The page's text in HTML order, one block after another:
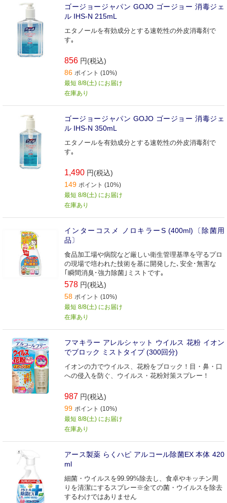
ゴージョージャパン GOJO ゴージョー 消毒ジェ
ル IHS-N 215mL
エタノールを有効成分とする速乾性の外皮消毒剤で
す｡
856 円(税込)
86 ポイント (10%)
最短 8/8(土) にお届け
在庫あり
ゴージョージャパン GOJO ゴージョー 消毒ジェ
ル IHS-N 350mL
エタノールを有効成分とする速乾性の外皮消毒剤で
す｡
1,490 円(税込)
149 ポイント (10%)
最短 8/8(土) にお届け
在庫あり
インターコスメ ノロキラーS (400ml)〔除菌用
品〕
食品加工場や病院など厳しい衛生管理基準を守るプロ
の現場で培われた技術を基に開発した､安全･無害な
｢瞬間消臭･強力除菌｣ミストです｡
578 円(税込)
58 ポイント (10%)
最短 8/8(土) にお届け
在庫あり
フマキラー アレルシャット ウイルス 花粉 イオン
でブロック ミストタイプ (300回分)
イオンの力でウイルス、花粉をブロック！目・鼻・口
への侵入を防ぐ、ウイルス・花粉対策スプレー！
987 円(税込)
99 ポイント (10%)
最短 8/8(土) にお届け
在庫あり
アース製薬 らくハピ アルコール除菌EX 本体 420
ml
細菌・ウイルスを99.99%除去し、食卓やキッチン周
りを清潔にするスプレー※全ての菌・ウイルスを除去
するわけではありません